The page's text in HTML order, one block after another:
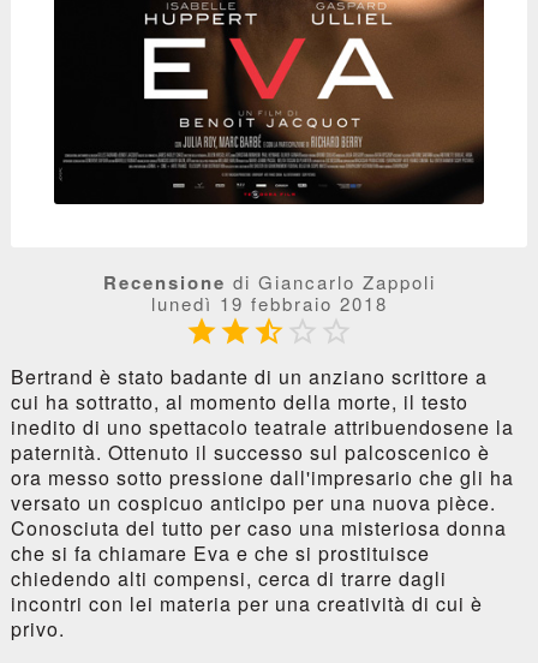
Recensione di Giancarlo Zappoli
lunedì 19 febbraio 2018
  
Bertrand è stato badante di un anziano scrittore a
cui ha sottratto, al momento della morte, il testo
inedito di uno spettacolo teatrale attribuendosene la
paternità. Ottenuto il successo sul palcoscenico è
ora messo sotto pressione dall'impresario che gli ha
versato un cospicuo anticipo per una nuova pièce.
Conosciuta del tutto per caso una misteriosa donna
che si fa chiamare Eva e che si prostituisce
chiedendo alti compensi, cerca di trarre dagli
incontri con lei materia per una creatività di cui è
privo.